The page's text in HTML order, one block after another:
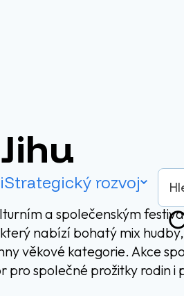
Strategický rozvoj
a společenským
nabízí bohatý mix
věkové kategorie. Akce
společné prožitky rodin i